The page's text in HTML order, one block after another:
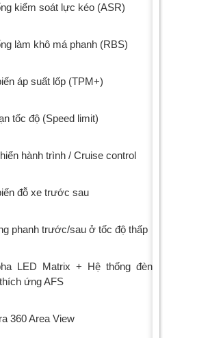
kiểm soát lực kéo (ASR)
làm khô má phanh (RBS)
áp suất lốp (TPM+)
tốc độ (Speed limit)
hành trình / Cruise control
đỗ xe trước sau
phanh trước/sau ở tốc độ thấp
LED Matrix + Hệ thống đèn
ứng AFS
360 Area View